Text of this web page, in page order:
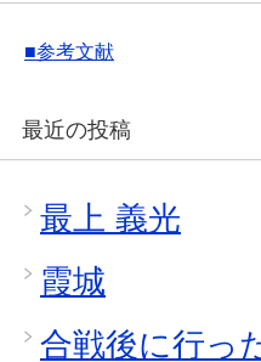
■参考文献
最近の投稿
最上 義光
霞城
合戦後に行っ